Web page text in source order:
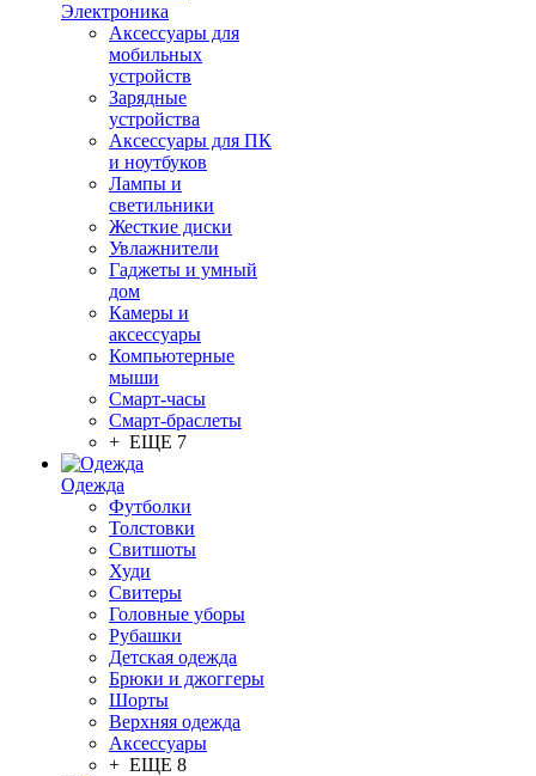
Электроника
Аксессуары для
мобильных
устройств
Зарядные
устройства
Аксессуары для ПК
и ноутбуков
Лампы и
светильники
Жесткие диски
Увлажнители
Гаджеты и умный
дом
Камеры и
аксессуары
Компьютерные
мыши
Смарт-часы
Смарт-браслеты
+ ЕЩЕ 7
Одежда
Футболки
Толстовки
Свитшоты
Худи
Свитеры
Головные уборы
Рубашки
Детская одежда
Брюки и джоггеры
Шорты
Верхняя одежда
Аксессуары
+ ЕЩЕ 8